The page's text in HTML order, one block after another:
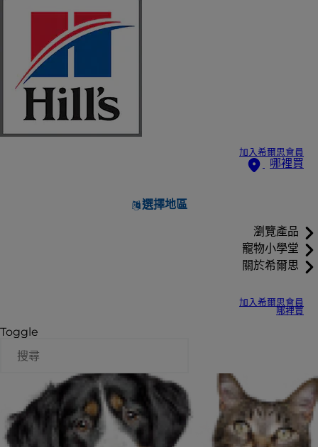
加入希爾思會員
哪裡買
選擇地區
瀏覽產品
寵物小學堂
關於希爾思
加入希爾思會員
哪裡買
Toggle